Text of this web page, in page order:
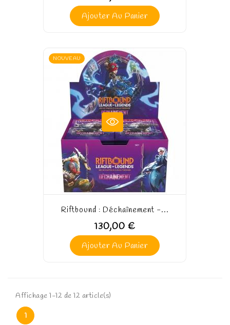
Ajouter Au Panier
NOUVEAU
Riftbound : Déchaînement -...
130,00 €
Ajouter Au Panier
Affichage 1-12 de 12 article(s)
1